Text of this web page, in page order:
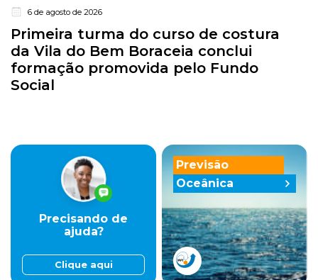
6 de agosto de 2026
Primeira turma do curso de costura
da Vila do Bem Boraceia conclui
formação promovida pelo Fundo
Social
Previsão
Oceânica
Precisando de
ajuda?
Clique aqui